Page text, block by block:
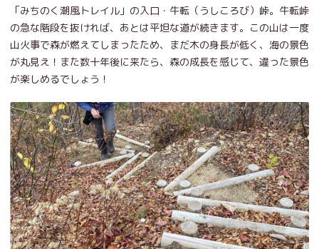
「みちのく潮風トレイル」の入口・牛転（うしころび）峠。牛転峠
の急な階段を抜ければ、あとは平坦な道が続きます。この山は一度
山火事で森が燃えてしまったため、まだ木の身長が低く、海の景色
が丸見え！また数十年後に来たら、森の成長を感じて、違った景色
が楽しめるでしょう！